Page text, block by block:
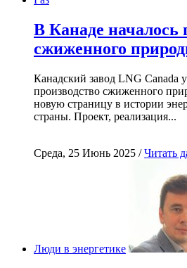
В Канаде началось
сжиженного
Канадский завод LNG Canada
производство сжиженного
новую страницу в истории
страны. Проект, реализация...
Среда, 25 Июнь 2025 /Читать
Люди в энергетике